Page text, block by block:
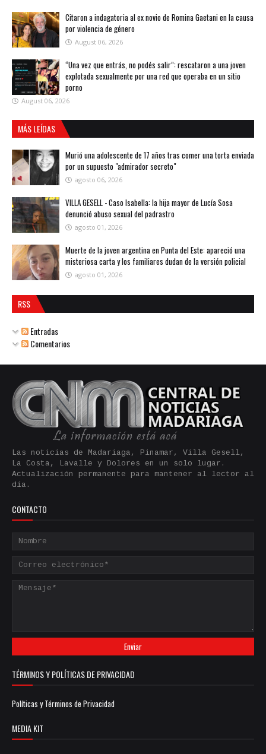
Citaron a indagatoria al ex novio de Romina Gaetani en la causa
por violencia de género
August 06, 2026
“Una vez que entrás, no podés salir”: rescataron a una joven
explotada sexualmente por una red que operaba en un sitio
porno
August 06, 2026
MÁS LEÍDAS
Murió una adolescente de 17 años tras comer una torta enviada
por un supuesto "admirador secreto"
agosto 06, 2026
VILLA GESELL - Caso Isabella: la hija mayor de Lucía Sosa
denunció abuso sexual del padrastro
agosto 01, 2026
Muerte de la joven argentina en Punta del Este: apareció una
misteriosa carta y los familiares dudan de la versión policial
agosto 01, 2026
RSS
Entradas
Comentarios
Las noticias de Madariaga, Pinamar, Villa Gesell,
La Costa, Lavalle y Dolores en un solo lugar.
Actualización permanente para mantener al lector al
día.
CONTACTO
TÉRMINOS Y POLÍTICAS DE PRIVACIDAD
Políticas y Términos de Privacidad
MEDIA KIT